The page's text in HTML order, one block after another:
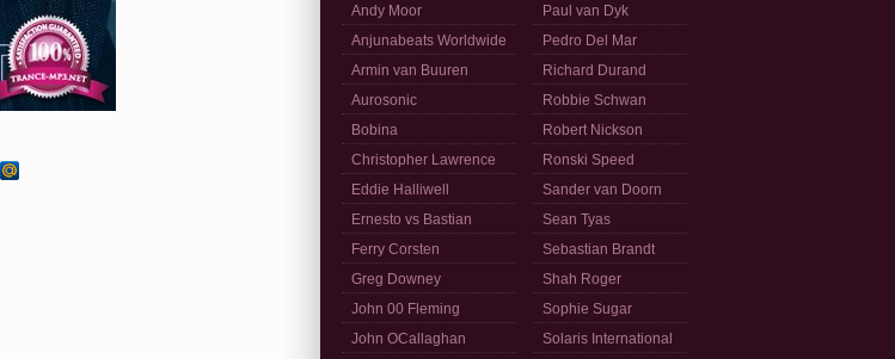
Andy Moor
Anjunabeats Worldwide
Armin van Buuren
Aurosonic
Bobina
Christopher Lawrence
Eddie Halliwell
Ernesto vs Bastian
Ferry Corsten
Greg Downey
John 00 Fleming
John OCallaghan
Paul van Dyk
Pedro Del Mar
Richard Durand
Robbie Schwan
Robert Nickson
Ronski Speed
Sander van Doorn
Sean Tyas
Sebastian Brandt
Shah Roger
Sophie Sugar
Solaris International